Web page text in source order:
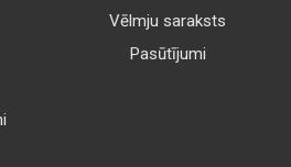
Vēlmju saraksts
Pasūtījumi